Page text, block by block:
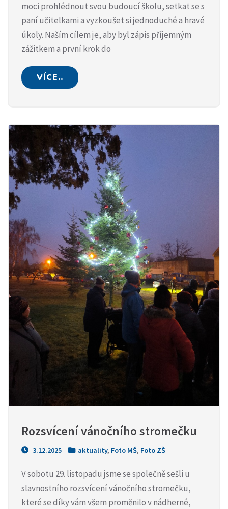
moci prohlédnout svou budoucí školu, setkat se s
paní učitelkami a vyzkoušet si jednoduché a hravé
úkoly. Naším cílem je, aby byl zápis příjemným
zážitkem a první krok do
VÍCE..
Rozsvícení vánočního stromečku
3.12.2025 aktuality, Foto MŠ, Foto ZŠ
V sobotu 29. listopadu jsme se společně sešli u
slavnostního rozsvícení vánočního stromečku,
které se díky vám všem proměnilo v nádherné,